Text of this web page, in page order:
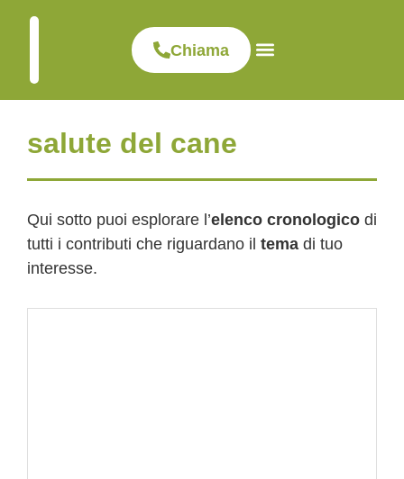
Chiama
salute del cane
Qui sotto puoi esplorare l’elenco cronologico di
tutti i contributi che riguardano il tema di tuo
interesse.